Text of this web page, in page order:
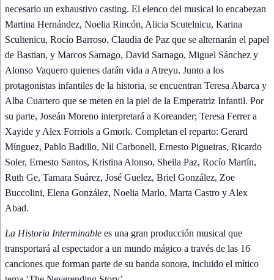
necesario un exhaustivo casting. El elenco del musical lo encabezan
Martina Hernández, Noelia Rincón, Alicia Scutelnicu, Karina
Scultenicu, Rocío Barroso, Claudia de Paz que se alternarán el papel
de Bastian, y Marcos Sarnago, David Sarnago, Miguel Sánchez y
Alonso Vaquero quienes darán vida a Atreyu. Junto a los
protagonistas infantiles de la historia, se encuentran Teresa Abarca y
Alba Cuartero que se meten en la piel de la Emperatriz Infantil. Por
su parte, Joseán Moreno interpretará a Koreander; Teresa Ferrer a
Xayide y Alex Forriols a Gmork. Completan el reparto: Gerard
Mínguez, Pablo Badillo, Nil Carbonell, Ernesto Pigueiras, Ricardo
Soler, Ernesto Santos, Kristina Alonso, Sheila Paz, Rocío Martín,
Ruth Ge, Tamara Suárez, José Guelez, Briel González, Zoe
Buccolini, Elena González, Noelia Marlo, Marta Castro y Alex
Abad.
La Historia Interminable es una gran producción musical que
transportará al espectador a un mundo mágico a través de las 16
canciones que forman parte de su banda sonora, incluido el mítico